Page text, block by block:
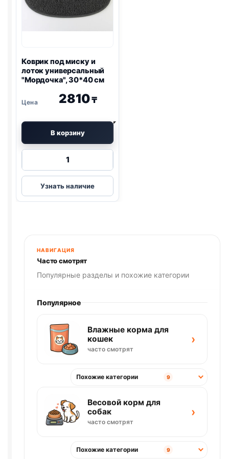
Коврик под миску и
лоток универсальный
"Мордочка", 30*40 см
2810₸
В корзину
Количество
Коврик
под
миску
"Мордочка",
30*40
см
Узнать наличие
НАВИГАЦИЯ
Часто смотрят
Популярные разделы и похожие категории
Популярное
Влажные корма для
кошек
часто смотрят
›
Похожие категории 9
Весовой корм для
собак
часто смотрят
›
Похожие категории 9